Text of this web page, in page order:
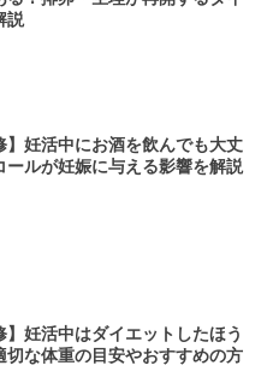
説
】妊活中にお酒を飲んでも大丈
ールが妊娠に与える影響を解説
】妊活中はダイエットしたほう
切な体重の目安やおすすめの方